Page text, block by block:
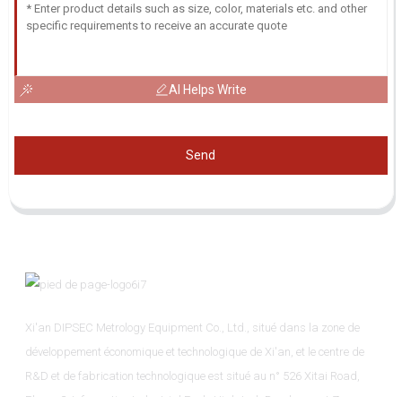
AI Helps Write
Send
Xi'an DIPSEC Metrology Equipment Co., Ltd., situé dans la zone de
développement économique et technologique de Xi'an, et le centre de
R&D et de fabrication technologique est situé au n° 526 Xitai Road,